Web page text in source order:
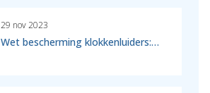
29 nov 2023
Wet bescherming klokkenluiders:…